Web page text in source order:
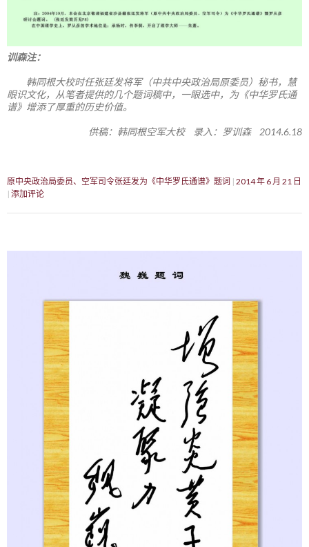
训森注：
韩同根大校时任张廷发将军（中共中央政治局原委员）秘书，慧
眼识文化，从笔者提供的几个题词稿中，一眼选中，为《中华罗氏通
谱》增添了厚重的历史价值。
供稿：韩同根空军大校 录入：罗训森 2014.6.18
原中央政治局委员、空军司令张廷发为《中华罗氏通谱》题词 2014 年 6 月 21 日
添加评论